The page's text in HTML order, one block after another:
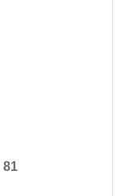
81